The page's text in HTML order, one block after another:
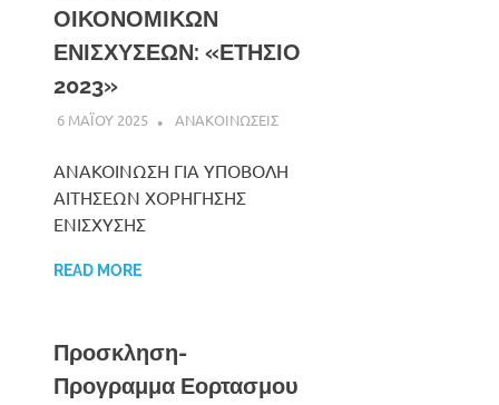
ΟΙΚΟΝΟΜΙΚΩΝ
ΕΝΙΣΧΥΣΕΩΝ: «ΕΤΗΣΙΟ
2023»
6 ΜΑΪΟΥ 2025 DK ERMIONIS
ΑΝΑΚΟΙΝΩΣΕΙΣ
ΑΝΑΚΟΙΝΩΣΗ ΓΙΑ ΥΠΟΒΟΛΗ
ΑΙΤΗΣΕΩΝ ΧΟΡΗΓΗΣΗΣ
ΕΝΙΣΧΥΣΗΣ
READ MORE
Προσκληση-
Προγραμμα Εορτασμου